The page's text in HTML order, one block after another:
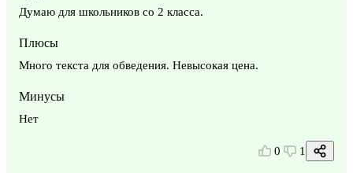
Думаю для школьников со 2 класса.
Плюсы
Много текста для обведения. Невысокая цена.
Минусы
Нет
0 1